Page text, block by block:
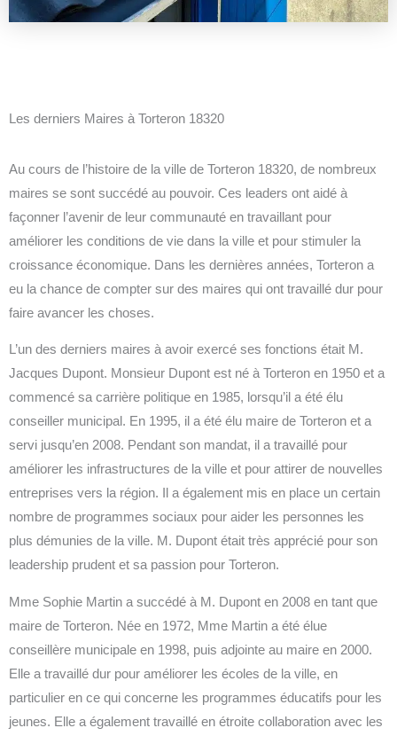
Les derniers Maires à Torteron 18320
Au cours de l’histoire de la ville de Torteron 18320, de nombreux
maires se sont succédé au pouvoir. Ces leaders ont aidé à
façonner l’avenir de leur communauté en travaillant pour
améliorer les conditions de vie dans la ville et pour stimuler la
croissance économique. Dans les dernières années, Torteron a
eu la chance de compter sur des maires qui ont travaillé dur pour
faire avancer les choses.
L’un des derniers maires à avoir exercé ses fonctions était M.
Jacques Dupont. Monsieur Dupont est né à Torteron en 1950 et a
commencé sa carrière politique en 1985, lorsqu’il a été élu
conseiller municipal. En 1995, il a été élu maire de Torteron et a
servi jusqu’en 2008. Pendant son mandat, il a travaillé pour
améliorer les infrastructures de la ville et pour attirer de nouvelles
entreprises vers la région. Il a également mis en place un certain
nombre de programmes sociaux pour aider les personnes les
plus démunies de la ville. M. Dupont était très apprécié pour son
leadership prudent et sa passion pour Torteron.
Mme Sophie Martin a succédé à M. Dupont en 2008 en tant que
maire de Torteron. Née en 1972, Mme Martin a été élue
conseillère municipale en 1998, puis adjointe au maire en 2000.
Elle a travaillé dur pour améliorer les écoles de la ville, en
particulier en ce qui concerne les programmes éducatifs pour les
jeunes. Elle a également travaillé en étroite collaboration avec les